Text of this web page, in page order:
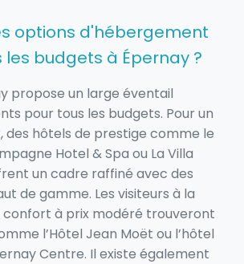
options d'hébergement
les budgets à Épernay ?
propose un large éventail
pour tous les budgets. Pour un
des hôtels de prestige comme le
Hotel & Spa ou La Villa
un cadre raffiné avec des
de gamme. Les visiteurs à la
à prix modéré trouveront
l’Hôtel Jean Moët ou l’hôtel
Centre. Il existe également